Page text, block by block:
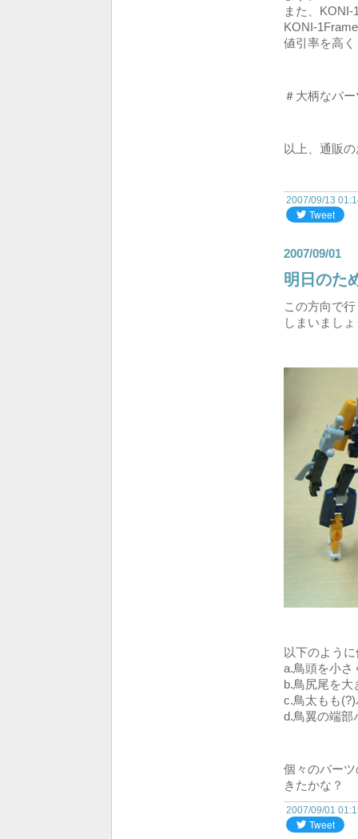
また、KONI-
KONI-
値引率を高
＃大柄なパ
以上、通販
2007/09/13
2007/09/01
明日のた
この方向で
しまいまし
以下のよう
a.鳥頭を小さ
b.鳥尻尾を大
c.鳥太もも
d.鳥翼の端部
個々のパー
きたかな？
2007/09/01